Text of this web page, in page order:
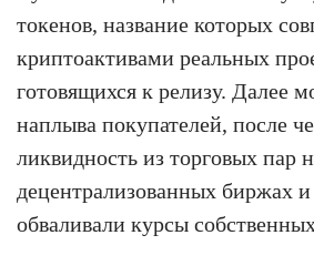
токенов, название которых
криптоактивами реальных
готовящихся к релизу. Далее
наплыва покупателей, после
ликвидность из торговых пар
децентрализованных биржах и
обваливали курсы